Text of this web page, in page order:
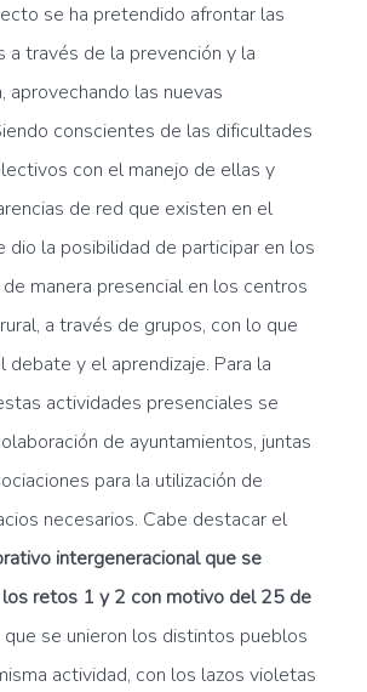
se ha pretendido afrontar las
a través de la prevención y la
aprovechando las nuevas
conscientes de las dificultades
con el manejo de ellas y
de red que existen en el
dio la posibilidad de participar en los
manera presencial en los centros
a través de grupos, con lo que
debate y el aprendizaje. Para la
actividades presenciales se
de ayuntamientos, juntas
para la utilización de
necesarios. Cabe destacar el
intergeneracional que se
los retos 1 y 2 con motivo del 25 de
que se unieron los distintos pueblos
actividad, con los lazos violetas